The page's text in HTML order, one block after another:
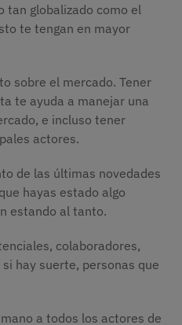
tan globalizado como el
te tengan en mayor
sobre el mercado. Tener
te ayuda a manejar una
e incluso tener
actores.
de las últimas novedades
hayas estado algo
estando al tanto.
colaboradores,
hay suerte, personas que
a todos los actores de